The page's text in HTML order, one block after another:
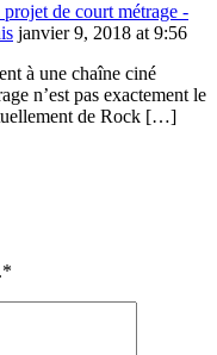
de court métrage -
janvier 9, 2018 at 9:56
à une chaîne ciné
n’est pas exactement le
de Rock […]